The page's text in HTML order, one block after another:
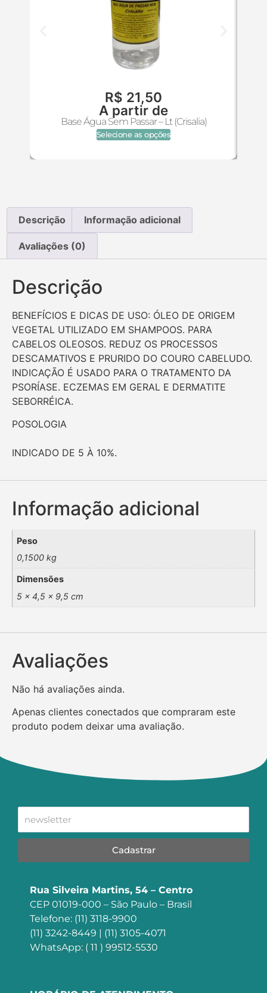
A partir de
R$ 21,50
Base Água Sem Passar – Lt (Crisalia)
Selecione as opções
Descrição Informação adicional
Avaliações (0)
Descrição
BENEFÍCIOS E DICAS DE USO: ÓLEO DE ORIGEM
VEGETAL UTILIZADO EM SHAMPOOS. PARA
CABELOS OLEOSOS. REDUZ OS PROCESSOS
DESCAMATIVOS E PRURIDO DO COURO CABELUDO.
INDICAÇÃO É USADO PARA O TRATAMENTO DA
PSORÍASE. ECZEMAS EM GERAL E DERMATITE
SEBORRÉICA.
POSOLOGIA
INDICADO DE 5 À 10%.
Informação adicional
Peso
0,1500 kg
Dimensões
5 × 4,5 × 9,5 cm
Avaliações
Não há avaliações ainda.
Apenas clientes conectados que compraram este
produto podem deixar uma avaliação.
Cadastrar
Rua Silveira Martins, 54 – Centro
CEP 01019-000 – São Paulo – Brasil
Telefone: (11) 3118-9900
(11) 3242-8449 | (11) 3105-4071
WhatsApp: ( 11 ) 99512-5530